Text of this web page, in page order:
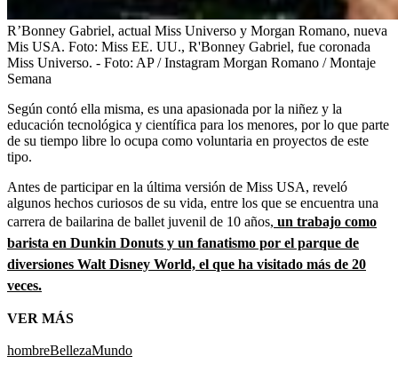
R’Bonney Gabriel, actual Miss Universo y Morgan Romano, nueva
Mis USA. Foto: Miss EE. UU., R'Bonney Gabriel, fue coronada
Miss Universo. - Foto: AP / Instagram Morgan Romano / Montaje
Semana
Según contó ella misma, es una apasionada por la niñez y la
educación tecnológica y científica para los menores, por lo que parte
de su tiempo libre lo ocupa como voluntaria en proyectos de este
tipo.
Antes de participar en la última versión de Miss USA, reveló
algunos hechos curiosos de su vida, entre los que se encuentra una
carrera de bailarina de ballet juvenil de 10 años, un trabajo como
barista en Dunkin Donuts y un fanatismo por el parque de
diversiones Walt Disney World, el que ha visitado más de 20
veces.
VER MÁS
hombreBellezaMundo